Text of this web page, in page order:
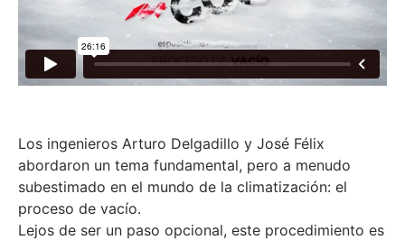
Los ingenieros Arturo Delgadillo y José Félix
abordaron un tema fundamental, pero a menudo
subestimado en el mundo de la climatización: el
proceso de vacío.
Lejos de ser un paso opcional, este procedimiento es